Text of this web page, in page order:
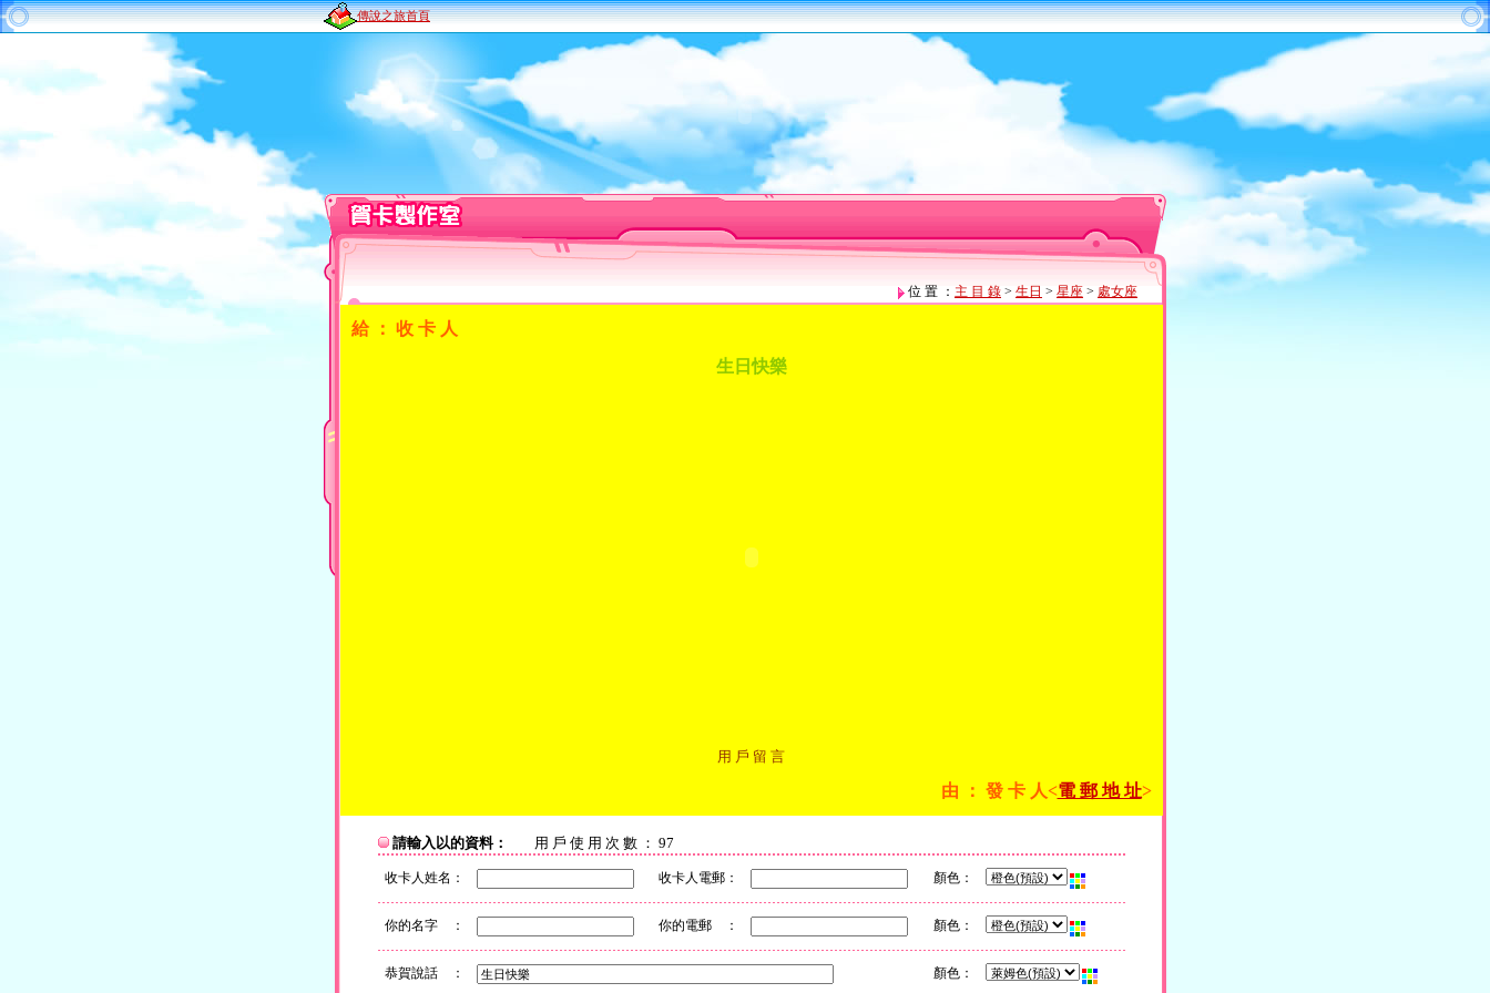
傳說之旅首頁
位 置 ： 主 目 錄 > 生日 > 星座 > 處女座
給 ： 收 卡 人
生日快樂
用 戶 留 言
由 ： 發 卡 人<電 郵 地 址>
請輸入以的資料： 用 戶 使 用 次 數 ： 97
收卡人姓名： 收卡人電郵： 顏色：
你的名字 ： 你的電郵 ： 顏色：
恭賀說話 ： 顏色：